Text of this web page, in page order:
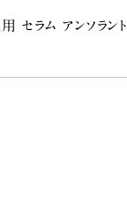
セラム アンソラント